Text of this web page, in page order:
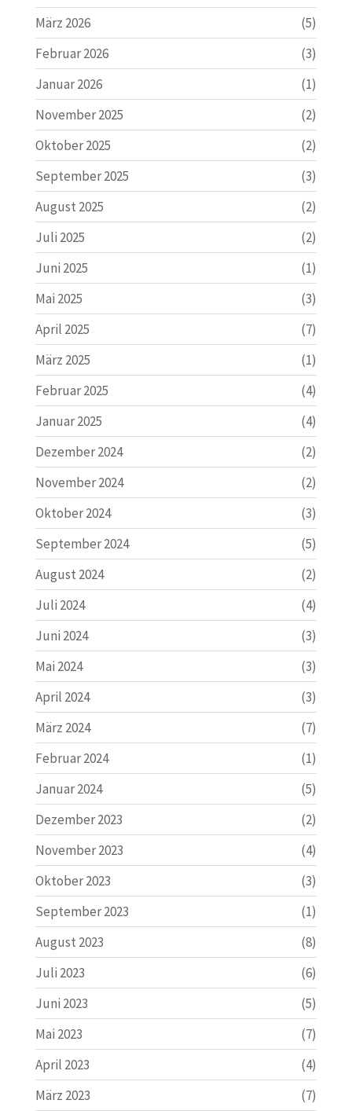
März 2026
(5)
Februar 2026
(3)
Januar 2026
(1)
November 2025
(2)
Oktober 2025
(2)
September 2025
(3)
August 2025
(2)
Juli 2025
(2)
Juni 2025
(1)
Mai 2025
(3)
April 2025
(7)
März 2025
(1)
Februar 2025
(4)
Januar 2025
(4)
Dezember 2024
(2)
November 2024
(2)
Oktober 2024
(3)
September 2024
(5)
August 2024
(2)
Juli 2024
(4)
Juni 2024
(3)
Mai 2024
(3)
April 2024
(3)
März 2024
(7)
Februar 2024
(1)
Januar 2024
(5)
Dezember 2023
(2)
November 2023
(4)
Oktober 2023
(3)
September 2023
(1)
August 2023
(8)
Juli 2023
(6)
Juni 2023
(5)
Mai 2023
(7)
April 2023
(4)
März 2023
(7)